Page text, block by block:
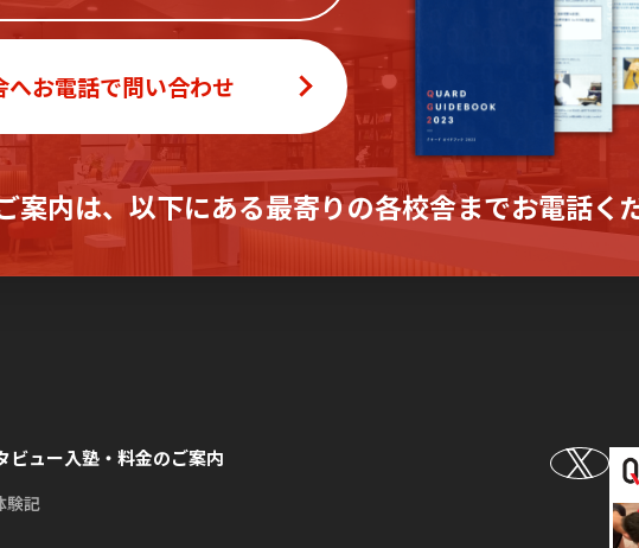
へお電話で問い合わせ
案内は、以下にある最寄りの各校舎までお電話く
ビュー
験記
入塾・料金のご案内